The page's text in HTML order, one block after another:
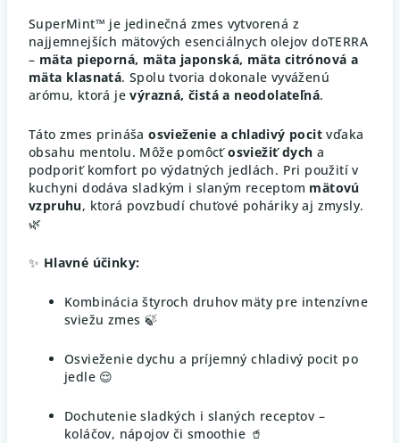
SuperMint™ je jedinečná zmes vytvorená z
najjemnejších mätových esenciálnych olejov doTERRA
– mäta pieporná, mäta japonská, mäta citrónová a
mäta klasnatá. Spolu tvoria dokonale vyváženú
arómu, ktorá jevýrazná, čistá a neodolateľná.
Táto zmes prinášaosvieženie a chladivý pocit vďaka
obsahu mentolu. Môže pomôcťosviežiť dych a
podporiť komfort po výdatných jedlách. Pri použití v
kuchyni dodáva sladkým i slaným receptom mätovú
vzpruhu, ktorá povzbudí chuťové poháriky aj zmysly.
🌿
✨ Hlavné účinky:
Kombinácia štyroch druhov mäty pre intenzívne
sviežu zmes 🍃
Osvieženie dychu a príjemný chladivý pocit po
jedle 😌
Dochutenie sladkých i slaných receptov –
koláčov, nápojov či smoothie 🥤